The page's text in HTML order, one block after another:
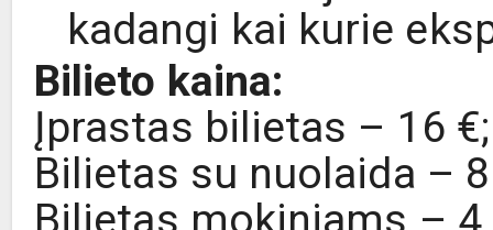
kadangi kai kurie
Bilieto kaina:
Įprastas bilietas – 16 €;
Bilietas su nuolaida –